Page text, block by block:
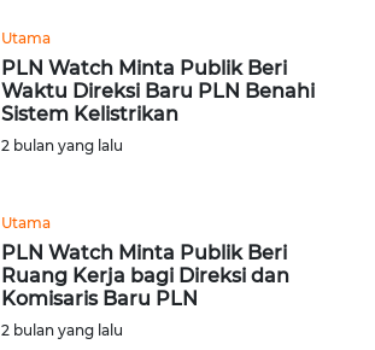
Utama
PLN Watch Minta Publik Beri
Waktu Direksi Baru PLN Benahi
Sistem Kelistrikan
2 bulan yang lalu
Utama
PLN Watch Minta Publik Beri
Ruang Kerja bagi Direksi dan
Komisaris Baru PLN
2 bulan yang lalu